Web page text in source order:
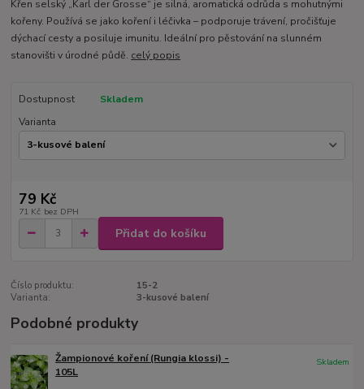
Křen selský „Karl der Grosse“ je silná, aromatická odrůda s mohutnými
kořeny. Používá se jako koření i léčivka – podporuje trávení, pročišťuje
dýchací cesty a posiluje imunitu. Ideální pro pěstování na slunném
stanovišti v úrodné půdě. celý popis
Dostupnost
Skladem
Varianta
79 Kč
71 Kč bez DPH
Přidat do košíku
Číslo produktu:
15-2
Varianta:
3-kusové balení
Podobné produkty
Žampionové koření (Rungia klossi) -
105L
Skladem